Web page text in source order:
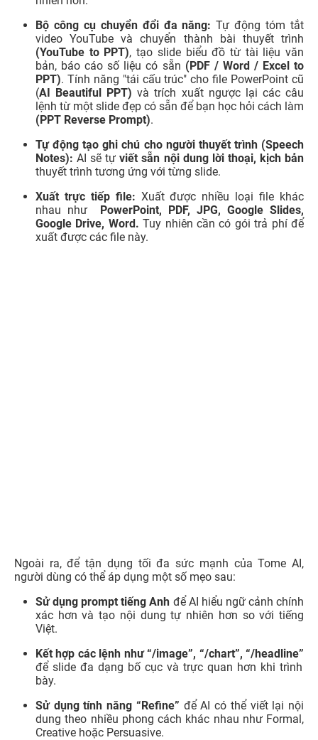
Bộ công cụ chuyển đổi đa năng:Tự động tóm tắt
video YouTube và chuyển thành bài thuyết trình
(YouTube to PPT), tạo slide biểu đồ từ tài liệu văn
bản, báo cáo số liệu có sẵn (PDF / Word / Excel to
PPT). Tính năng "tái cấu trúc" cho file PowerPoint cũ
(AI Beautiful PPT)và trích xuất ngược lại các câu
lệnh từ một slide đẹp có sẵn để bạn học hỏi cách làm
(PPT Reverse Prompt).
Tự động tạo ghi chú cho người thuyết trình (Speech
Notes):AI sẽ tựviết sẵn nội dung lời thoại, kịch bản
thuyết trình tương ứng với từng slide.
Xuất trực tiếp file: Xuất được nhiều loại file khác
nhau như PowerPoint, PDF, JPG, Google Slides,
Google Drive, Word. Tuy nhiên cần có gói trả phí để
xuất được các file này.
Ngoài ra, để tận dụng tối đa sức mạnh của Tome AI,
người dùng có thể áp dụng một số mẹo sau:
Sử dụng prompt tiếng Anh để AI hiểu ngữ cảnh chính
xác hơn và tạo nội dung tự nhiên hơn so với tiếng
Việt.
Kết hợp các lệnh như “/image”, “/chart”, “/headline”
để slide đa dạng bố cục và trực quan hơn khi trình
bày.
Sử dụng tính năng “Refine” để AI có thể viết lại nội
dung theo nhiều phong cách khác nhau như Formal,
Creative hoặc Persuasive.